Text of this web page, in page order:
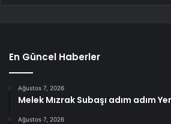
En Güncel Haberler
Ağustos 7, 2026
Melek Mızrak Subaşı adım adım
Ağustos 7, 2026